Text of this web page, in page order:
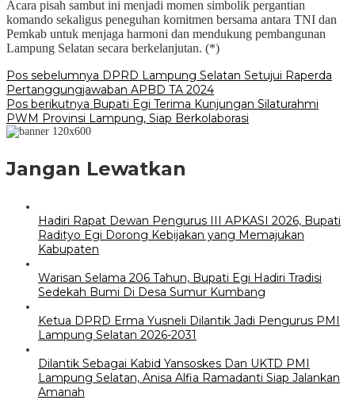
Acara pisah sambut ini menjadi momen simbolik pergantian
komando sekaligus peneguhan komitmen bersama antara TNI dan
Pemkab untuk menjaga harmoni dan mendukung pembangunan
Lampung Selatan secara berkelanjutan. (*)
Navigasi
pos
Pos sebelumnya DPRD Lampung Selatan Setujui Raperda
Pertanggungjawaban APBD TA 2024
Pos berikutnya Bupati Egi Terima Kunjungan Silaturahmi
PWM Provinsi Lampung, Siap Berkolaborasi
Jangan Lewatkan
Hadiri Rapat Dewan Pengurus III APKASI 2026, Bupati
Radityo Egi Dorong Kebijakan yang Memajukan
Kabupaten
Warisan Selama 206 Tahun, Bupati Egi Hadiri Tradisi
Sedekah Bumi Di Desa Sumur Kumbang
Ketua DPRD Erma Yusneli Dilantik Jadi Pengurus PMI
Lampung Selatan 2026-2031
Dilantik Sebagai Kabid Yansoskes Dan UKTD PMI
Lampung Selatan, Anisa Alfia Ramadanti Siap Jalankan
Amanah